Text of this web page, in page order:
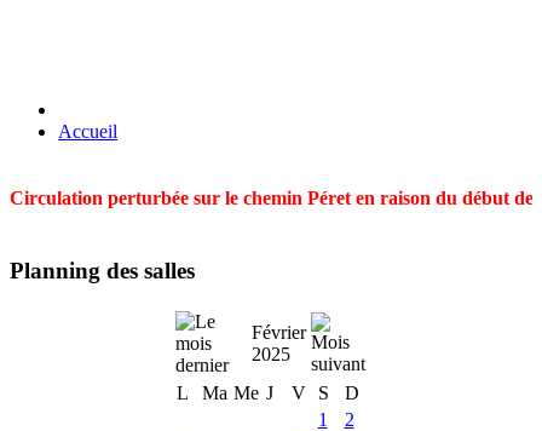
Accueil
Circulation perturbée sur le chemin Péret en raison du début
Planning des salles
Février
2025
L
Ma Me J V S
D
1
2